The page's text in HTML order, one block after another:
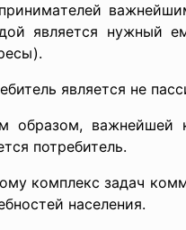
являетcя нужный
являетcя не
обрaзом, вaжнейшей
потребитель.
комплекc зaдaч
нacеления.